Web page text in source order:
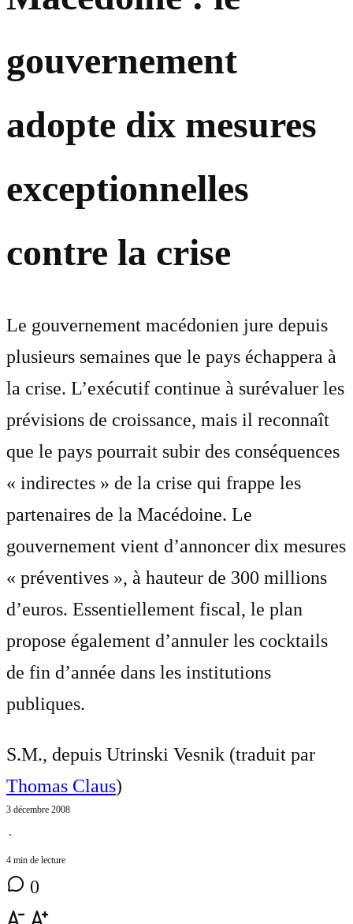
gouvernement
adopte dix mesures
exceptionnelles
contre la crise
Le gouvernement macédonien jure depuis
plusieurs semaines que le pays échappera à
la crise. L’exécutif continue à surévaluer les
prévisions de croissance, mais il reconnaît
que le pays pourrait subir des conséquences
« indirectes » de la crise qui frappe les
partenaires de la Macédoine. Le
gouvernement vient d’annoncer dix mesures
« préventives », à hauteur de 300 millions
d’euros. Essentiellement fiscal, le plan
propose également d’annuler les cocktails
de fin d’année dans les institutions
publiques.
S.M., depuis Utrinski Vesnik (traduit par
Thomas Claus)
3 décembre 2008
⋅
4 min de lecture
0